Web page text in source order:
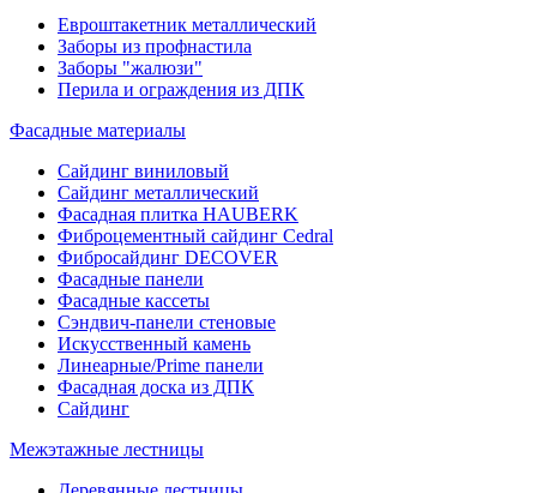
Евроштакетник металлический
Заборы из профнастила
Заборы "жалюзи"
Перила и ограждения из ДПК
Фасадные материалы
Сайдинг виниловый
Сайдинг металлический
Фасадная плитка HAUBERK
Фиброцементный сайдинг Cedral
Фибросайдинг DECOVER
Фасадные панели
Фасадные кассеты
Сэндвич-панели стеновые
Искусственный камень
Линеарные/Prime панели
Фасадная доска из ДПК
Сайдинг
Межэтажные лестницы